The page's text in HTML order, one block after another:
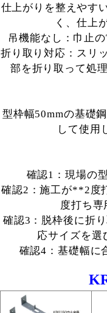
仕上がりを整えやす
く、仕上
吊機能なし：巾止
折り取り対応：スリ
部を折り取って処
型枠幅50mmの基礎
して使用
確認1：現場の
確認2：施工が**2度
度打ち専
確認3：脱枠後に折
応サイズを選
確認4：基礎幅に